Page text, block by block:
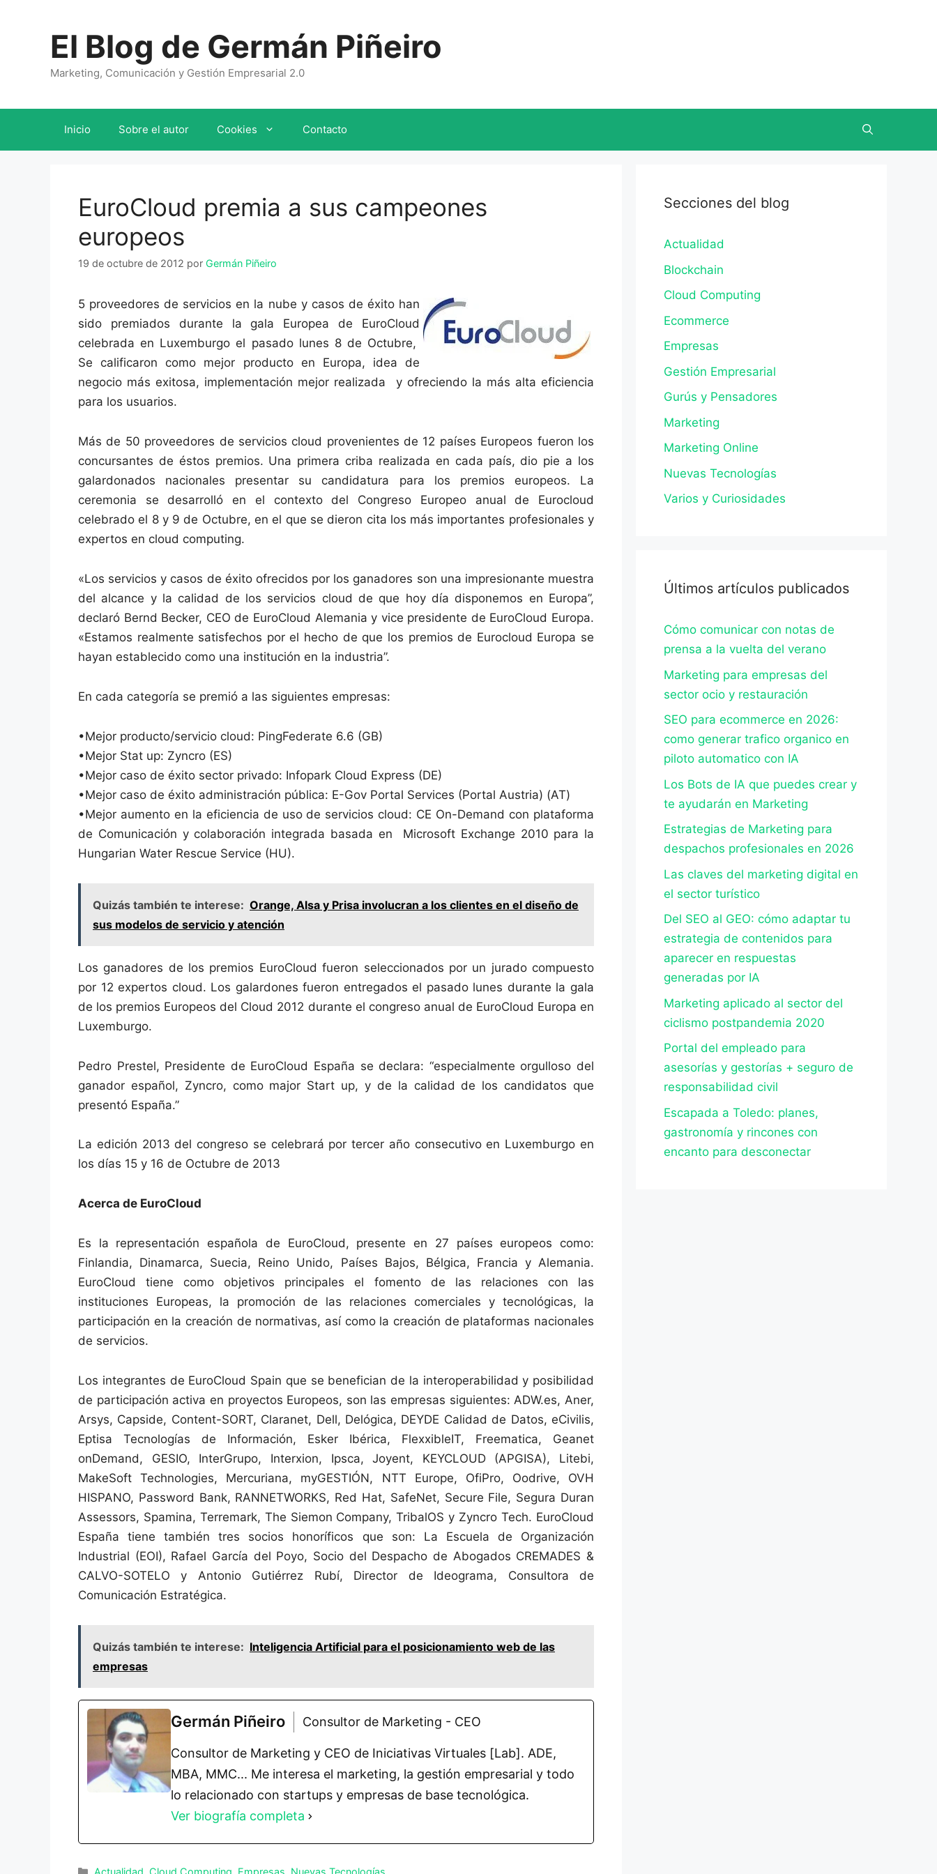
El Blog de Germán Piñeiro
Marketing, Comunicación y Gestión Empresarial 2.0
Inicio Sobre el autor Cookies Contacto
EuroCloud premia a sus campeones
europeos
19 de octubre de 2012 por Germán Piñeiro
5 proveedores de servicios en la nube y casos de éxito han
sido premiados durante la gala Europea de EuroCloud
celebrada en Luxemburgo el pasado lunes 8 de Octubre,
Se calificaron como mejor producto en Europa, idea de
negocio más exitosa, implementación mejor realizada y ofreciendo la más alta eficiencia
para los usuarios.
Más de 50 proveedores de servicios cloud provenientes de 12 países Europeos fueron los
concursantes de éstos premios. Una primera criba realizada en cada país, dio pie a los
galardonados nacionales presentar su candidatura para los premios europeos. La
ceremonia se desarrolló en el contexto del Congreso Europeo anual de Eurocloud
celebrado el 8 y 9 de Octubre, en el que se dieron cita los más importantes profesionales y
expertos en cloud computing.
«Los servicios y casos de éxito ofrecidos por los ganadores son una impresionante muestra
del alcance y la calidad de los servicios cloud de que hoy día disponemos en Europa”,
declaró Bernd Becker, CEO de EuroCloud Alemania y vice presidente de EuroCloud Europa.
«Estamos realmente satisfechos por el hecho de que los premios de Eurocloud Europa se
hayan establecido como una institución en la industria”.
En cada categoría se premió a las siguientes empresas:
•Mejor producto/servicio cloud: PingFederate 6.6 (GB)
•Mejor Stat up: Zyncro (ES)
•Mejor caso de éxito sector privado: Infopark Cloud Express (DE)
•Mejor caso de éxito administración pública: E-Gov Portal Services (Portal Austria) (AT)
•Mejor aumento en la eficiencia de uso de servicios cloud: CE On-Demand con plataforma
de Comunicación y colaboración integrada basada en Microsoft Exchange 2010 para la
Hungarian Water Rescue Service (HU).
Quizás también te interese: Orange, Alsa y Prisa involucran a los clientes en el diseño de
sus modelos de servicio y atención
Los ganadores de los premios EuroCloud fueron seleccionados por un jurado compuesto
por 12 expertos cloud. Los galardones fueron entregados el pasado lunes durante la gala
de los premios Europeos del Cloud 2012 durante el congreso anual de EuroCloud Europa en
Luxemburgo.
Pedro Prestel, Presidente de EuroCloud España se declara: “especialmente orgulloso del
ganador español, Zyncro, como major Start up, y de la calidad de los candidatos que
presentó España.”
La edición 2013 del congreso se celebrará por tercer año consecutivo en Luxemburgo en
los días 15 y 16 de Octubre de 2013
Acerca de EuroCloud
Es la representación española de EuroCloud, presente en 27 países europeos como:
Finlandia, Dinamarca, Suecia, Reino Unido, Países Bajos, Bélgica, Francia y Alemania.
EuroCloud tiene como objetivos principales el fomento de las relaciones con las
instituciones Europeas, la promoción de las relaciones comerciales y tecnológicas, la
participación en la creación de normativas, así como la creación de plataformas nacionales
de servicios.
Los integrantes de EuroCloud Spain que se benefician de la interoperabilidad y posibilidad
de participación activa en proyectos Europeos, son las empresas siguientes: ADW.es, Aner,
Arsys, Capside, Content-SORT, Claranet, Dell, Delógica, DEYDE Calidad de Datos, eCivilis,
Eptisa Tecnologías de Información, Esker Ibérica, FlexxibleIT, Freematica, Geanet
onDemand, GESIO, InterGrupo, Interxion, Ipsca, Joyent, KEYCLOUD (APGISA), Litebi,
MakeSoft Technologies, Mercuriana, myGESTIÓN, NTT Europe, OfiPro, Oodrive, OVH
HISPANO, Password Bank, RANNETWORKS, Red Hat, SafeNet, Secure File, Segura Duran
Assessors, Spamina, Terremark, The Siemon Company, TribalOS y Zyncro Tech. EuroCloud
España tiene también tres socios honoríficos que son: La Escuela de Organización
Industrial (EOI), Rafael García del Poyo, Socio del Despacho de Abogados CREMADES &
CALVO-SOTELO y Antonio Gutiérrez Rubí, Director de Ideograma, Consultora de
Comunicación Estratégica.
Quizás también te interese: Inteligencia Artificial para el posicionamiento web de las
empresas
Germán Piñeiro Consultor de Marketing - CEO
Consultor de Marketing y CEO de Iniciativas Virtuales [Lab]. ADE,
MBA, MMC... Me interesa el marketing, la gestión empresarial y todo
lo relacionado con startups y empresas de base tecnológica.
Ver biografía completa
Categorías
Actualidad Cloud Computing Empresas Nuevas Tecnologías
Secciones del blog
Actualidad
Blockchain
Cloud Computing
Ecommerce
Empresas
Gestión Empresarial
Gurús y Pensadores
Marketing
Marketing Online
Nuevas Tecnologías
Varios y Curiosidades
Últimos artículos publicados
Cómo comunicar con notas de
prensa a la vuelta del verano
Marketing para empresas del
sector ocio y restauración
SEO para ecommerce en 2026:
como generar trafico organico en
piloto automatico con IA
Los Bots de IA que puedes crear y
te ayudarán en Marketing
Estrategias de Marketing para
despachos profesionales en 2026
Las claves del marketing digital en
el sector turístico
Del SEO al GEO: cómo adaptar tu
estrategia de contenidos para
aparecer en respuestas
generadas por IA
Marketing aplicado al sector del
ciclismo postpandemia 2020
Portal del empleado para
asesorías y gestorías + seguro de
responsabilidad civil
Escapada a Toledo: planes,
gastronomía y rincones con
encanto para desconectar